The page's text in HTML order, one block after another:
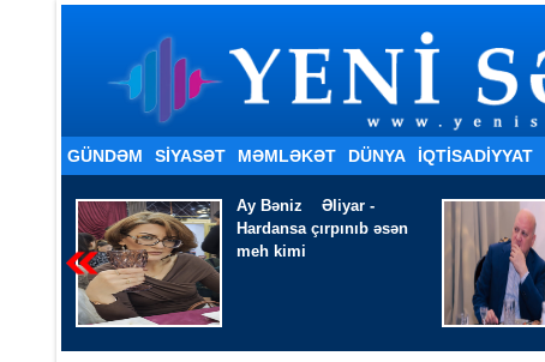
GÜNDƏM SİYASƏT MƏMLƏKƏT DÜNYA İQTISADIYYAT
Ağaevli Əli Hacı -Ölməyə
vaxt qoydun həkim